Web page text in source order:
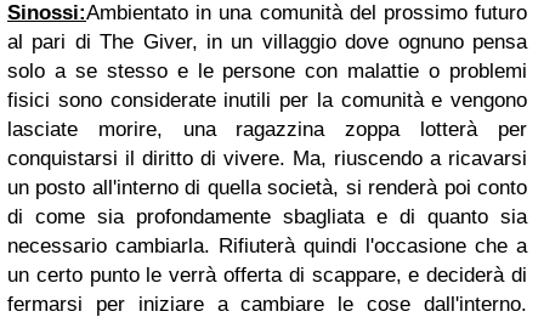
Sinossi:Ambientato in una comunità del prossimo futuro
al pari di The Giver, in un villaggio dove ognuno pensa
solo a se stesso e le persone con malattie o problemi
fisici sono considerate inutili per la comunità e vengono
lasciate morire, una ragazzina zoppa lotterà per
conquistarsi il diritto di vivere. Ma, riuscendo a ricavarsi
un posto all'interno di quella società, si renderà poi conto
di come sia profondamente sbagliata e di quanto sia
necessario cambiarla. Rifiuterà quindi l'occasione che a
un certo punto le verrà offerta di scappare, e deciderà di
fermarsi per iniziare a cambiare le cose dall'interno.